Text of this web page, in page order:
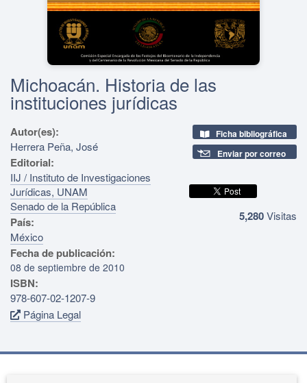
Michoacán. Historia de las
instituciones jurídicas
Autor(es):
Herrera Peña, José
Editorial:
IIJ / Instituto de Investigaciones
Jurídicas, UNAM
Senado de la República
País:
México
Fecha de publicación:
08 de septiembre de 2010
ISBN:
978-607-02-1207-9
Página Legal
Ficha bibliográfica
Enviar por correo
5,280Visitas